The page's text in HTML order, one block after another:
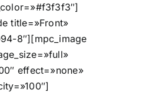
title=»Front»
8″][mpc_image
effect=»none»